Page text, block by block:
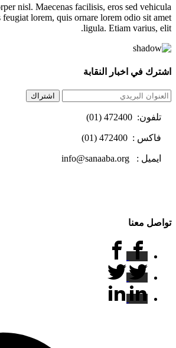
nisl. Maecenas facilisis, eros sed vehicula
feugiat lorem, quis ornare lorem odio sit amet
ligula. Etiam varius, elit.
اشترك في اخبار النقابة
اشتراك
تلفون: 472400 (01)
فاكس : 472400 (01)
ايميل : info@sanaaba.org
تواصل معنا